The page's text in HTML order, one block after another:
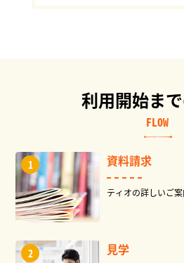
利用開始ま
FLOW
資料請求
ティオの詳しいご案
見学